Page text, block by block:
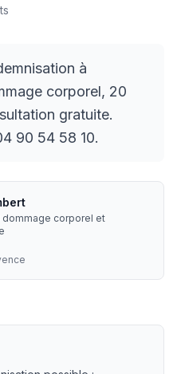
à
corporel, 20
gratuite.
90 54 58 10.
dommage corporel et